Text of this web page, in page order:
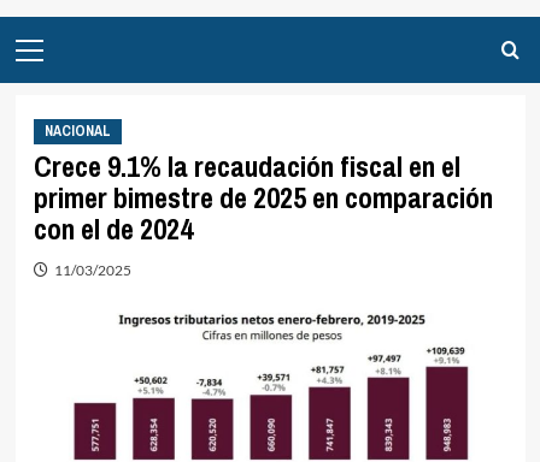
Menu
NACIONAL
Crece 9.1% la recaudación fiscal en el
primer bimestre de 2025 en comparación
con el de 2024
11/03/2025